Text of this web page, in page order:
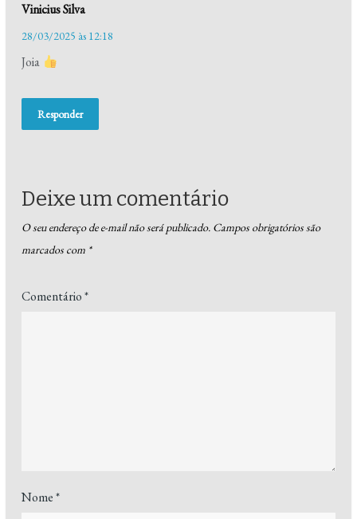
Vinicius Silva
28/03/2025 às 12:18
Joia
Responder
Deixe um comentário
O seu endereço de e-mail não será publicado. Campos obrigatórios são
marcados com *
Comentário*
Nome*